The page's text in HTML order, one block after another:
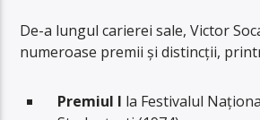
De-a lungul carierei sale, Victor
numeroase premii și distincții,
Premiul I la Festivalul